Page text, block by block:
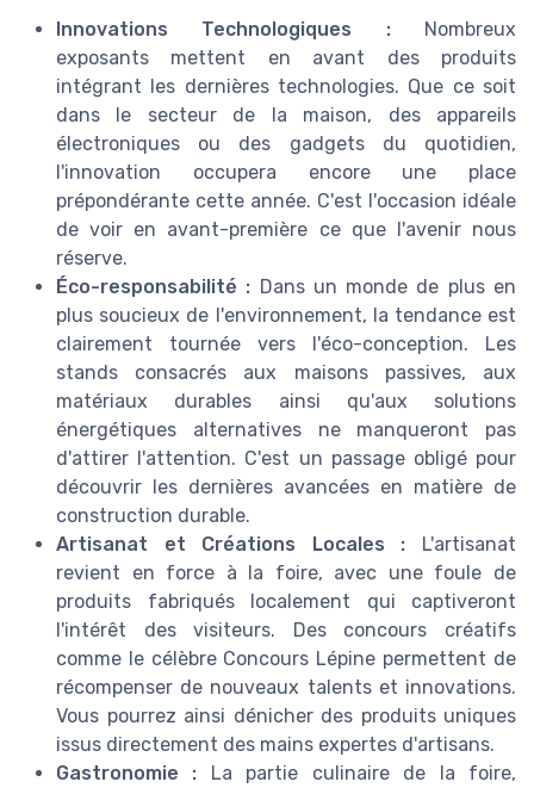
Innovations Technologiques :Nombreux
exposants mettent en avant des produits
intégrant les dernières technologies. Que ce soit
dans le secteur de la maison, des appareils
électroniques ou des gadgets du quotidien,
l'innovation occupera encore une place
prépondérante cette année. C'est l'occasion idéale
de voir en avant-première ce que l'avenir nous
réserve.
Éco-responsabilité : Dans un monde de plus en
plus soucieux de l'environnement, la tendance est
clairement tournée vers l'éco-conception. Les
stands consacrés aux maisons passives, aux
matériaux durables ainsi qu'aux solutions
énergétiques alternatives ne manqueront pas
d'attirer l'attention. C'est un passage obligé pour
découvrir les dernières avancées en matière de
construction durable.
Artisanat et Créations Locales : L'artisanat
revient en force à la foire, avec une foule de
produits fabriqués localement qui captiveront
l'intérêt des visiteurs. Des concours créatifs
comme le célèbre Concours Lépine permettent de
récompenser de nouveaux talents et innovations.
Vous pourrez ainsi dénicher des produits uniques
issus directement des mains expertes d'artisans.
Gastronomie : La partie culinaire de la foire,